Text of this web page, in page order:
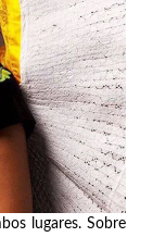
lugares. Sobre